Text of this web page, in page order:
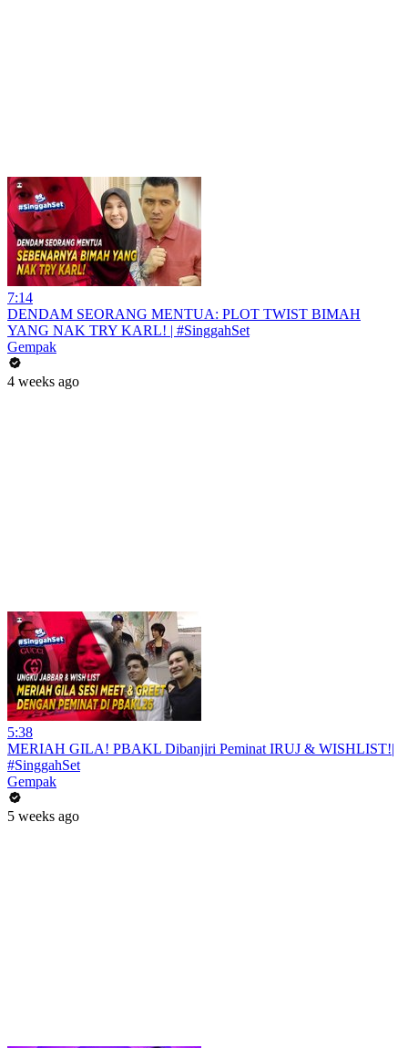
7:14
DENDAM SEORANG MENTUA: PLOT TWIST BIMAH
YANG NAK TRY KARL! | #SinggahSet
Gempak
4 weeks ago
5:38
MERIAH GILA! PBAKL Dibanjiri Peminat IRUJ & WISHLIST!|
#SinggahSet
Gempak
5 weeks ago